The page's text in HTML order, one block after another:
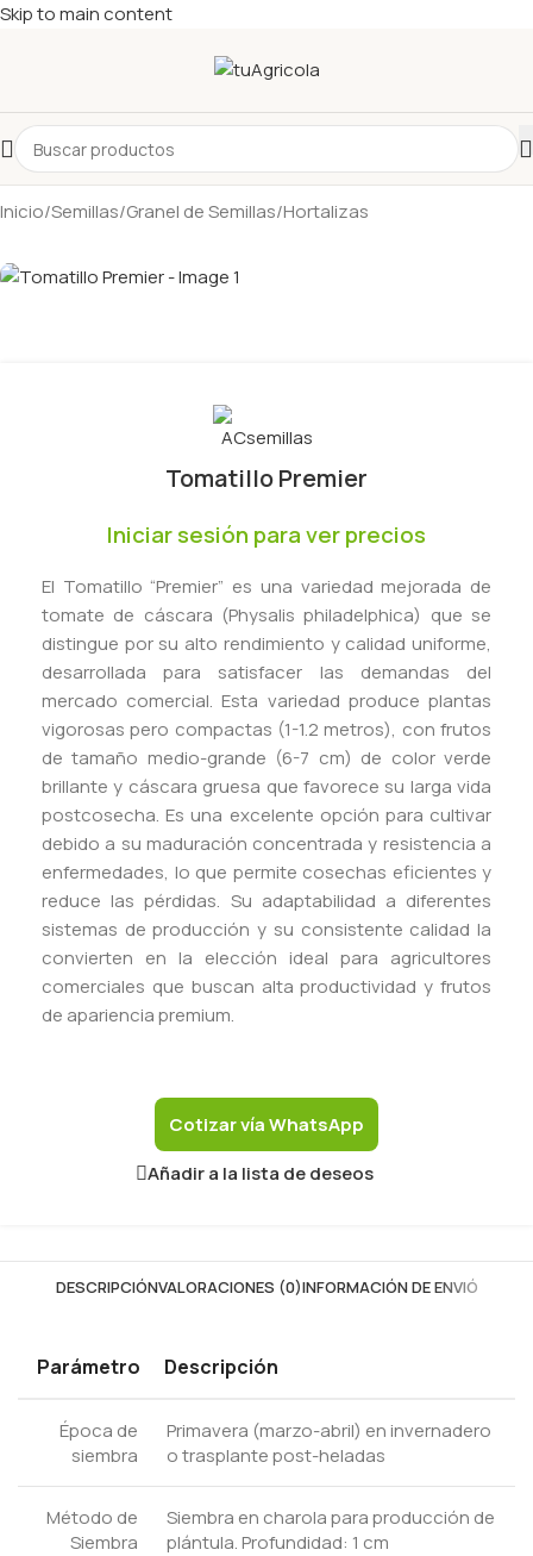
Skip to main content
Inicio/Semillas/Granel de Semillas/Hortalizas
Tomatillo Premier
Iniciar sesión para ver precios
El Tomatillo “Premier” es una variedad mejorada de
tomate de cáscara (Physalis philadelphica) que se
distingue por su alto rendimiento y calidad uniforme,
desarrollada para satisfacer las demandas del
mercado comercial. Esta variedad produce plantas
vigorosas pero compactas (1-1.2 metros), con frutos
de tamaño medio-grande (6-7 cm) de color verde
brillante y cáscara gruesa que favorece su larga vida
postcosecha. Es una excelente opción para cultivar
debido a su maduración concentrada y resistencia a
enfermedades, lo que permite cosechas eficientes y
reduce las pérdidas. Su adaptabilidad a diferentes
sistemas de producción y su consistente calidad la
convierten en la elección ideal para agricultores
comerciales que buscan alta productividad y frutos
de apariencia premium.
Cotizar vía WhatsApp
Añadir a la lista de deseos
DESCRIPCIÓNVALORACIONES (0)INFORMACIÓN DE ENVIÓ
Parámetro Descripción
Época de
siembra
Primavera (marzo-abril) en invernadero
o trasplante post-heladas
Método de
Siembra
Siembra en charola para producción de
plántula. Profundidad: 1 cm